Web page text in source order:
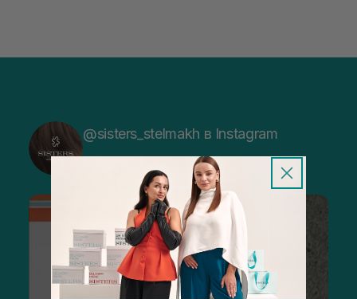
@sisters_stelmakh в Instagram